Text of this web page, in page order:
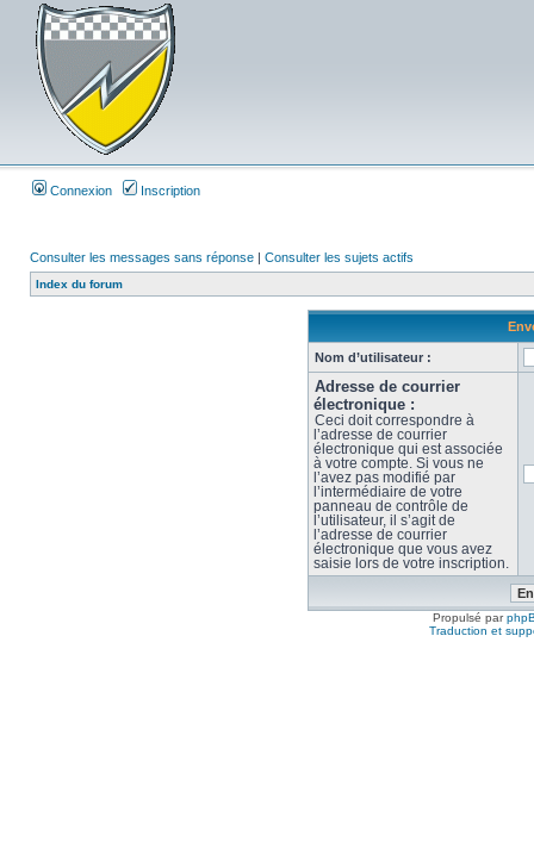
Connexion Inscription
Consulter les messages sans réponse | Consulter les sujets actifs
Index du forum
Nom d’utilisateur :
Adresse de courrier
électronique :
Ceci doit correspondre à
l’adresse de courrier
électronique qui est associée
à votre compte. Si vous ne
l’avez pas modifié par
l’intermédiaire de votre
panneau de contrôle de
l’utilisateur, il s’agit de
l’adresse de courrier
électronique que vous avez
saisie lors de votre inscription.
Propulsé par
Traduction et